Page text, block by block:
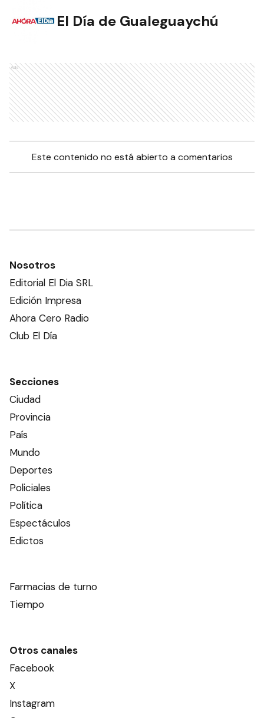
El Día de Gualeguaychú
Ads
Este contenido no está abierto a comentarios
Nosotros
Editorial El Dia SRL
Edición Impresa
Ahora Cero Radio
Club El Día
Secciones
Ciudad
Provincia
País
Mundo
Deportes
Policiales
Política
Espectáculos
Edictos
Farmacias de turno
Tiempo
Otros canales
Facebook
X
Instagram